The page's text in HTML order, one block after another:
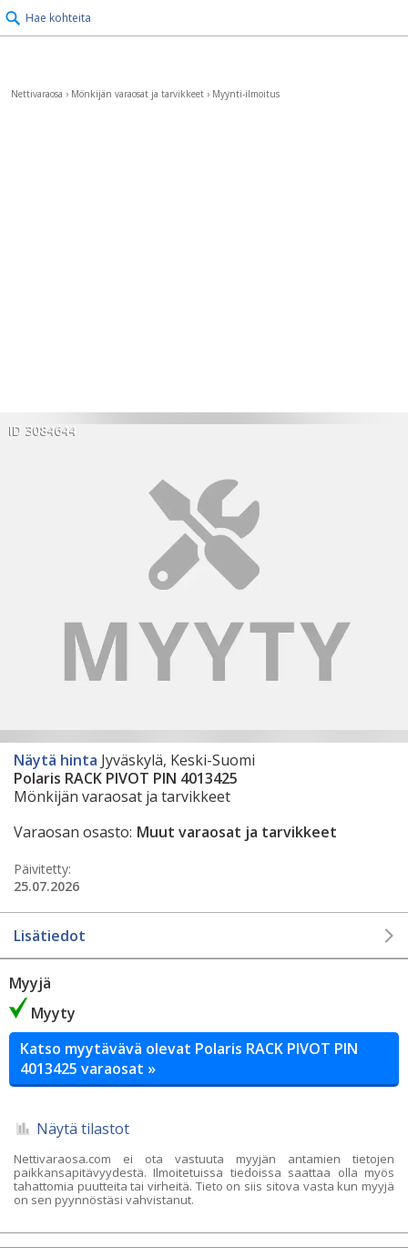
Hae kohteita
Nettivaraosa › Mönkijän varaosat ja tarvikkeet › Myynti-ilmoitus
ID 3084644
Näytä hinta Jyväskylä, Keski-Suomi
Polaris RACK PIVOT PIN 4013425
Mönkijän varaosat ja tarvikkeet
Varaosan osasto: Muut varaosat ja tarvikkeet
Päivitetty:
25.07.2026
Lisätiedot
Myyjä
Myyty
Katso myytävävä olevat Polaris RACK PIVOT PIN
4013425 varaosat »
Näytä tilastot
Nettivaraosa.com ei ota vastuuta myyjän antamien tietojen
paikkansapitävyydestä. Ilmoitetuissa tiedoissa saattaa olla myös
tahattomia puutteita tai virheitä. Tieto on siis sitova vasta kun myyjä
on sen pyynnöstäsi vahvistanut.